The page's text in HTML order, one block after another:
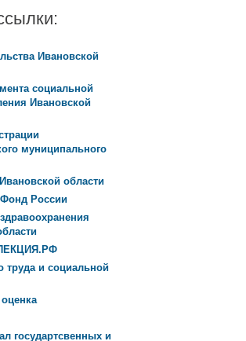
Ивановской
социальной
Ивановской
муниципального
области
России
труда и социальной
государтсвенных и